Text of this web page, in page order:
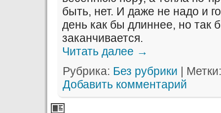
быть, нет. И даже не надо и
день как бы длиннее, но так
заканчивается.
Читать далее →
Рубрика: Без рубрики | Метки:
Добавить комментарий